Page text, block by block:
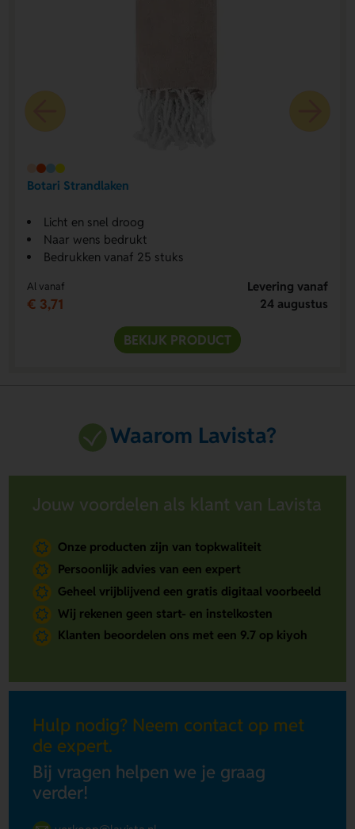
Botari Strandlaken
Licht en snel droog
Naar wens bedrukt
Bedrukken vanaf 25 stuks
Al vanaf
€ 3,71
Levering vanaf
24 augustus
BEKIJK PRODUCT
Waarom Lavista?
Jouw voordelen als klant van Lavista
Onze producten zijn van topkwaliteit
Persoonlijk advies van een expert
Geheel vrijblijvend een gratis digitaal voorbeeld
Wij rekenen geen start- en instelkosten
Klanten beoordelen ons met een 9.7 op kiyoh
Hulp nodig? Neem contact op met
de expert.
Bij vragen helpen we je graag
verder!